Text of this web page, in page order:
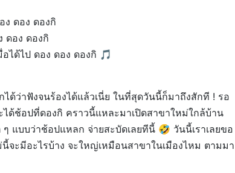
ง ดอง ดองกิ
ดอง ดองกิ
อได้ไป ดอง ดอง ดองกิ 🎵
ได้ว่าฟังจนร้องได้แล้วเนี่ย ในที่สุดวันนี้ก็มาถึงสักที ! รอ
ได้ช้อปที่ดองกิ คราวนี้แหละมาเปิดสาขาใหม่ใกล้บ้าน
แบบว่าช้อปแหลก จ่ายสะบัดเลยทีนี้ 🤣 วันนี้เราเลยขอ
จะมีอะไรบ้าง จะใหญ่เหมือนสาขาในเมืองไหม ตามม